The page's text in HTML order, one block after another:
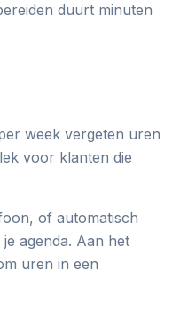
duurt minuten
week vergeten uren
voor klanten die
of automatisch
agenda. Aan het
uren in een